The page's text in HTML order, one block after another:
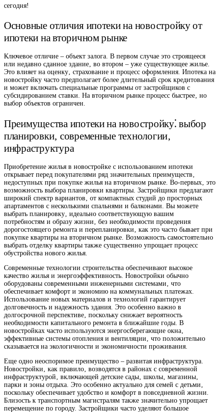
сегодня!
Основные отличия ипотеки на новостройку от
ипотеки на вторичном рынке
Ключевое отличие – объект залога. В первом случае это строящееся
или недавно сданное здание‚ во втором – уже существующее жилье.
Это влияет на оценку‚ страхование и процесс оформления. Ипотека на
новостройку часто предполагает более длительный срок кредитования
и может включать специальные программы от застройщиков с
субсидированием ставки. На вторичном рынке процесс быстрее‚ но
выбор объектов ограничен.
Преимущества ипотеки на новостройку⁚ выбор
планировки‚ современные технологии‚
инфраструктура
Приобретение жилья в новостройке с использованием ипотеки
открывает перед покупателями ряд значительных преимуществ‚
недоступных при покупке жилья на вторичном рынке. Во-первых‚ это
возможность выбора планировки квартиры. Застройщики предлагают
широкий спектр вариантов‚ от компактных студий до просторных
апартаментов с несколькими спальнями и балконами. Вы можете
выбрать планировку‚ идеально соответствующую вашим
потребностям и образу жизни‚ без необходимости проведения
дорогостоящего ремонта и перепланировки‚ как это часто бывает при
покупке квартиры на вторичном рынке. Возможность самостоятельно
выбрать отделку квартиры также существенно упрощает процесс
обустройства нового жилья.
Современные технологии строительства обеспечивают высокое
качество жилья и энергоэффективность. Новостройки обычно
оборудованы современными инженерными системами‚ что
обеспечивает комфорт и экономию на коммунальных платежах.
Использование новых материалов и технологий гарантирует
долговечность и надежность здания. Это особенно важно в
долгосрочной перспективе‚ поскольку снижает вероятность
необходимости капитального ремонта в ближайшие годы. В
новостройках часто используются энергосберегающие окна‚
эффективные системы отопления и вентиляции‚ что положительно
сказывается на экологичности и экономичности проживания.
Еще одно неоспоримое преимущество – развитая инфраструктура.
Новостройки‚ как правило‚ возводятся в районах с современной
инфраструктурой‚ включающей детские сады‚ школы‚ магазины‚
парки и зоны отдыха. Это особенно актуально для семей с детьми‚
поскольку обеспечивает удобство и комфорт в повседневной жизни.
Близость к транспортным магистралям также значительно упрощает
перемещение по городу. Застройщики часто уделяют большое